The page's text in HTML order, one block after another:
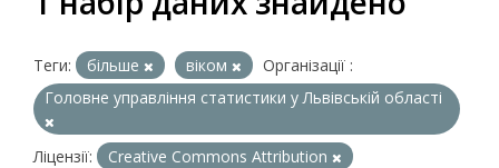
Теги: більше віком
Організації :
Головне управління статистики у Львівській області
Ліцензії:
Creative Commons Attribution